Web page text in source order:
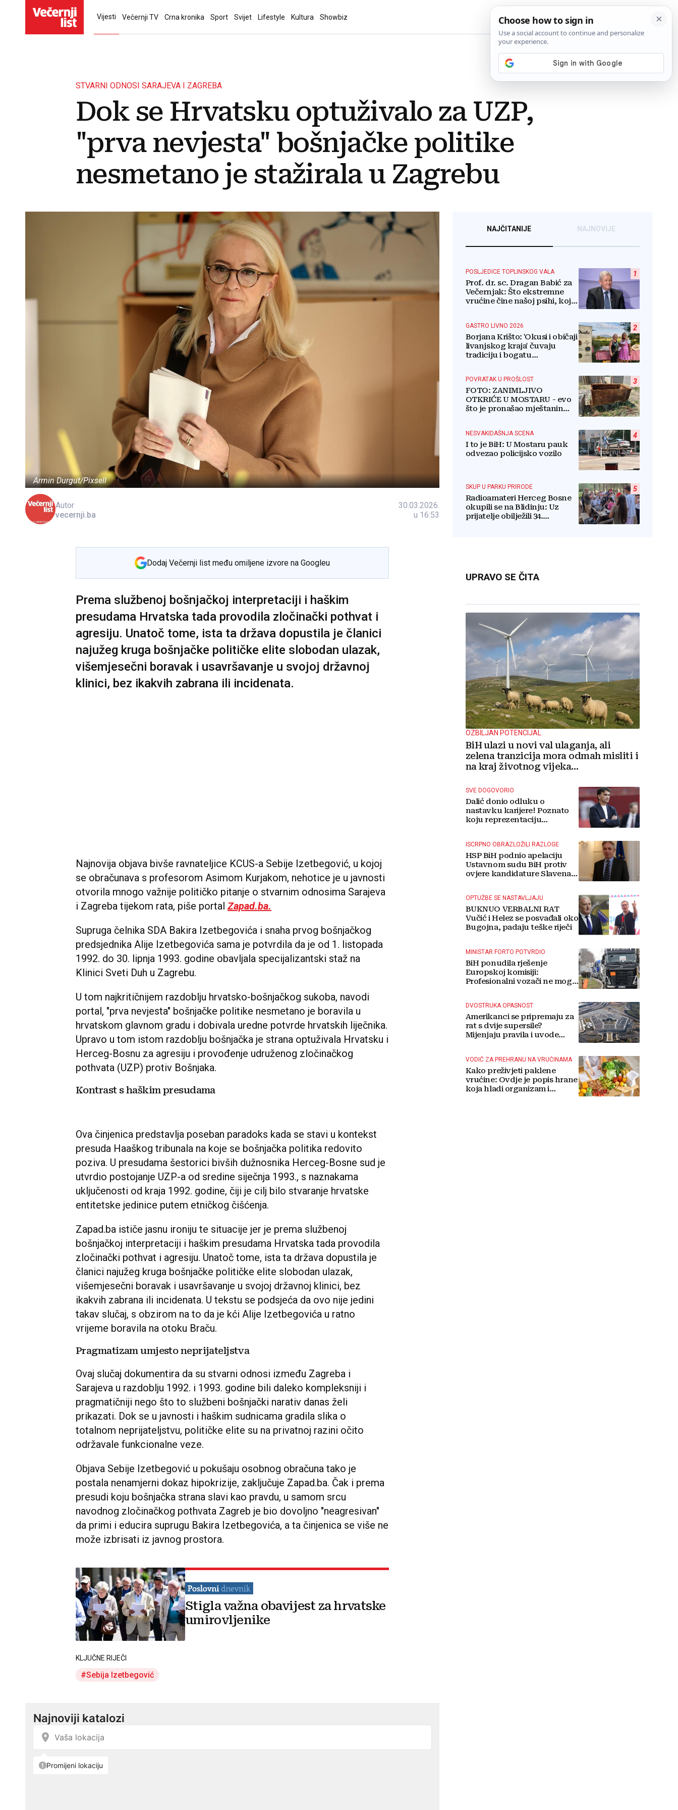
Vijesti Večernji TV Crna kronika Sport Svijet Lifestyle Kultura Showbiz
STVARNI ODNOSI SARAJEVA I ZAGREBA
Dok se Hrvatsku optuživalo za UZP,
"prva nevjesta" bošnjačke politike
nesmetano je stažirala u Zagrebu
Armin Durgut/Pixsell
Autor
vecernji.ba
30.03.2026.
u 16:53
Dodaj Večernji list među omiljene izvore na Googleu
Prema službenoj bošnjačkoj interpretaciji i haškim
presudama Hrvatska tada provodila zločinački pothvat i
agresiju. Unatoč tome, ista ta država dopustila je članici
najužeg kruga bošnjačke političke elite slobodan ulazak,
višemjesečni boravak i usavršavanje u svojoj državnoj
klinici, bez ikakvih zabrana ili incidenata.
Najnovija objava bivše ravnateljice KCUS-a Sebije Izetbegović, u kojoj
se obračunava s profesorom Asimom Kurjakom, nehotice je u javnosti
otvorila mnogo važnije političko pitanje o stvarnim odnosima Sarajeva
i Zagreba tijekom rata, piše portal Zapad.ba.
Supruga čelnika SDA Bakira Izetbegovića i snaha prvog bošnjačkog
predsjednika Alije Izetbegovića sama je potvrdila da je od 1. listopada
1992. do 30. lipnja 1993. godine obavljala specijalizantski staž na
Klinici Sveti Duh u Zagrebu.
U tom najkritičnijem razdoblju hrvatsko-bošnjačkog sukoba, navodi
portal, "prva nevjesta" bošnjačke politike nesmetano je boravila u
hrvatskom glavnom gradu i dobivala uredne potvrde hrvatskih liječnika.
Upravo u tom istom razdoblju bošnjačka je strana optuživala Hrvatsku i
Herceg-Bosnu za agresiju i provođenje udruženog zločinačkog
pothvata (UZP) protiv Bošnjaka.
Kontrast s haškim presudama
Ova činjenica predstavlja poseban paradoks kada se stavi u kontekst
presuda Haaškog tribunala na koje se bošnjačka politika redovito
poziva. U presudama šestorici bivših dužnosnika Herceg-Bosne sud je
utvrdio postojanje UZP-a od sredine siječnja 1993., s naznakama
uključenosti od kraja 1992. godine, čiji je cilj bilo stvaranje hrvatske
entitetske jedinice putem etničkog čišćenja.
Zapad.ba ističe jasnu ironiju te situacije jer je prema službenoj
bošnjačkoj interpretaciji i haškim presudama Hrvatska tada provodila
zločinački pothvat i agresiju. Unatoč tome, ista ta država dopustila je
članici najužeg kruga bošnjačke političke elite slobodan ulazak,
višemjesečni boravak i usavršavanje u svojoj državnoj klinici, bez
ikakvih zabrana ili incidenata. U tekstu se podsjeća da ovo nije jedini
takav slučaj, s obzirom na to da je kći Alije Izetbegovića u ratno
vrijeme boravila na otoku Braču.
Pragmatizam umjesto neprijateljstva
Ovaj slučaj dokumentira da su stvarni odnosi između Zagreba i
Sarajeva u razdoblju 1992. i 1993. godine bili daleko kompleksniji i
pragmatičniji nego što to službeni bošnjački narativ danas želi
prikazati. Dok se u javnosti i haškim sudnicama gradila slika o
totalnom neprijateljstvu, političke elite su na privatnoj razini očito
održavale funkcionalne veze.
Objava Sebije Izetbegović u pokušaju osobnog obračuna tako je
postala nenamjerni dokaz hipokrizije, zaključuje Zapad.ba. Čak i prema
presudi koju bošnjačka strana slavi kao pravdu, u samom srcu
navodnog zločinačkog pothvata Zagreb je bio dovoljno "neagresivan"
da primi i educira suprugu Bakira Izetbegovića, a ta činjenica se više ne
može izbrisati iz javnog prostora.
Stigla važna obavijest za hrvatske
umirovljenike
KLJUČNE RIJEČI
Sebija Izetbegović
NAJČITANIJE NAJNOVIJE
1
POSLJEDICE TOPLINSKOG VALA
Prof. dr. sc. Dragan Babić za
Večernjak: Što ekstremne
vrućine čine našoj psihi, koje
2
GASTRO LIVNO 2026
Borjana Krišto: 'Okusi i običaji
livanjskog kraja' čuvaju
tradiciju i bogatu
3
POVRATAK U PROŠLOST
FOTO: ZANIMLJIVO
OTKRIĆE U MOSTARU - evo
što je pronašao mještanin
4
NESVAKIDAŠNJA SCENA
I to je BiH: U Mostaru pauk
odvezao policijsko vozilo
5
SKUP U PARKU PRIRODE
Radioamateri Herceg Bosne
okupili se na Blidinju: Uz
prijatelje obilježili 34.
UPRAVO SE ČITA
OZBILJAN POTENCIJAL
BiH ulazi u novi val ulaganja, ali
zelena tranzicija mora odmah misliti i
na kraj životnog vijeka
SVE DOGOVORIO
Dalić donio odluku o
nastavku karijere! Poznato
koju reprezentaciju
ISCRPNO OBRAZLOŽILI RAZLOGE
HSP BiH podnio apelaciju
Ustavnom sudu BiH protiv
ovjere kandidature Slavena
OPTUŽBE SE NASTAVLJAJU
BUKNUO VERBALNI RAT
Vučić i Helez se posvađali oko
Bugojna, padaju teške riječi
MINISTAR FORTO POTVRDIO
BiH ponudila rješenje
Europskoj komisiji:
Profesionalni vozači ne mogu
DVOSTRUKA OPASNOST
Amerikanci se pripremaju za
rat s dvije supersile?
Mijenjaju pravila i uvode
VODIČ ZA PREHRANU NA VRUĆINAMA
Kako preživjeti paklene
vrućine: Ovdje je popis hrane
koja hladi organizam i